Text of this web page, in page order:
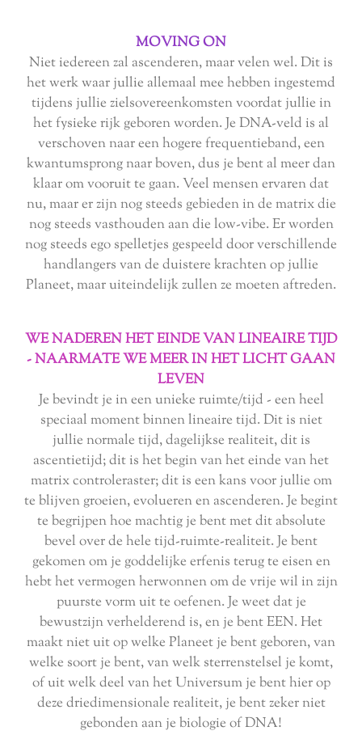
MOVING ON
Niet iedereen zal ascenderen, maar velen wel. Dit is
het werk waar jullie allemaal mee hebben ingestemd
tijdens jullie zielsovereenkomsten voordat jullie in
het fysieke rijk geboren worden. Je DNA-veld is al
verschoven naar een hogere frequentieband, een
kwantumsprong naar boven, dus je bent al meer dan
klaar om vooruit te gaan. Veel mensen ervaren dat
nu, maar er zijn nog steeds gebieden in de matrix die
nog steeds vasthouden aan die low-vibe. Er worden
nog steeds ego spelletjes gespeeld door verschillende
handlangers van de duistere krachten op jullie
Planeet, maar uiteindelijk zullen ze moeten aftreden.
WE NADEREN HET EINDE VAN LINEAIRE TIJD
-NAARMATE WE MEER IN HET LICHT GAAN
LEVEN
Je bevindt je in een unieke ruimte/tijd - een heel
speciaal moment binnen lineaire tijd. Dit is niet
jullie normale tijd, dagelijkse realiteit, dit is
ascentietijd; dit is het begin van het einde van het
matrix controleraster; dit is een kans voor jullie om
te blijven groeien, evolueren en ascenderen. Je begint
te begrijpen hoe machtig je bent met dit absolute
bevel over de hele tijd-ruimte-realiteit. Je bent
gekomen om je goddelijke erfenis terug te eisen en
hebt het vermogen herwonnen om de vrije wil in zijn
puurste vorm uit te oefenen. Je weet dat je
bewustzijn verhelderend is, en je bent EEN. Het
maakt niet uit op welke Planeet je bent geboren, van
welke soort je bent, van welk sterrenstelsel je komt,
of uit welk deel van het Universum je bent hier op
deze driedimensionale realiteit, je bent zeker niet
gebonden aan je biologie of DNA!